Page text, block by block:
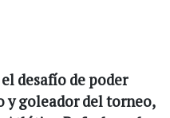
desafío de poder
y goleador del torneo,